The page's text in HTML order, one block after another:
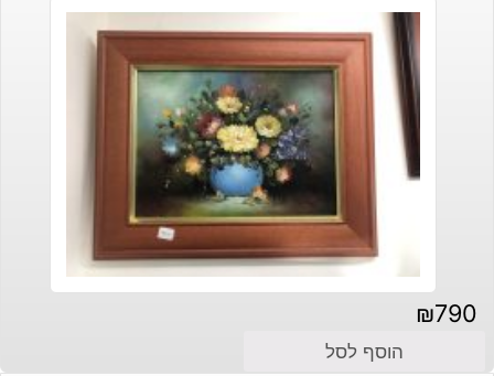
₪790
הוסף לסל